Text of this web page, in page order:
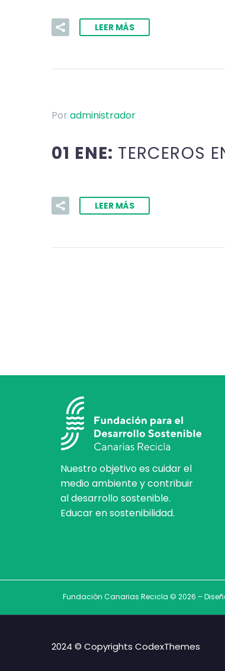
LEER MÁS
Por administrador
01 ENE: TERCEROS
LEER MÁS
Nuestro objetivo es cuidar el
medio ambiente y contribuir
al desarrollo sostenible.
Educar en sostenibilidad.
Fundación Canarias Recicla © 2026 –
2024 © Copyrights CodexThemes